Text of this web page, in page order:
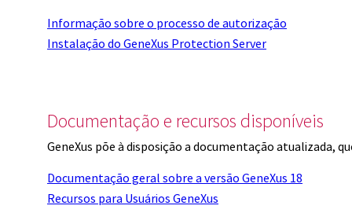
Informação sobre o processo de autorização
Instalação do GeneXus Protection Server
Documentação e recursos disponíveis
GeneXus põe à disposição a documentação atualizada,
Documentação geral sobre a versão GeneXus 18
Recursos para Usuários GeneXus